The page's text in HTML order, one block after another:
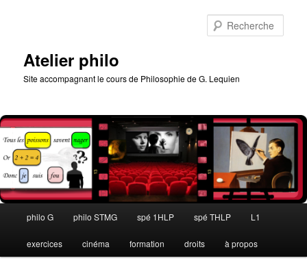
Atelier philo
Site accompagnant le cours de Philosophie de G. Lequien
principal
philo G philo STMG spé 1HLP spé THLP L1
exercices cinéma formation droits à propos